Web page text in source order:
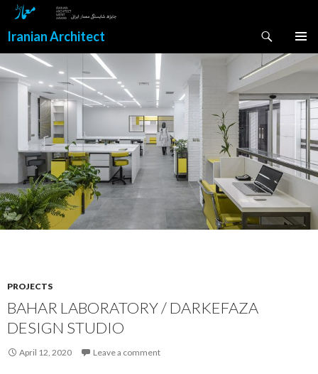
Iranian Architect
MENU
TO
CONTENT
PROJECTS
BAHAR LABORATORY / DARKEFAZA
DESIGN STUDIO
April 12, 2020 Leave a comment